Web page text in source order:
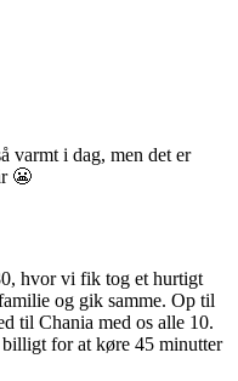
varmt i dag, men det er
😬
hvor vi fik tog et hurtigt
og gik samme. Op til
til Chania med os alle 10.
for at køre 45 minutter